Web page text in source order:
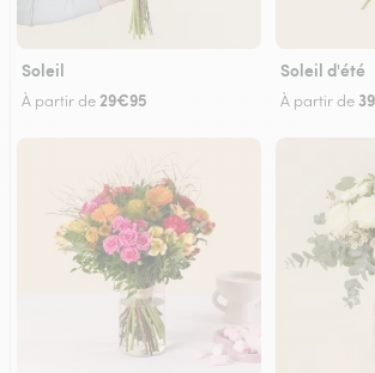
Soleil
À partir de 29€95
Soleil d'été
À partir de